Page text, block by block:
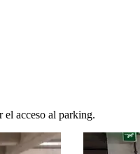
el acceso al parking.